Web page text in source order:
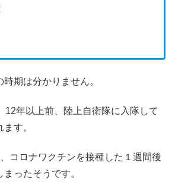
期は分かりません。
12年以上前、陸上自衛隊に入隊して
す。
コロナワクチンを接種した１週間後
ったそうです。